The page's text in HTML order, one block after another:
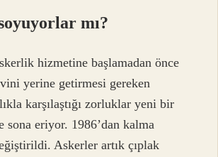
mı?
hizmetine başlamadan önce
yerine getirmesi gereken
karşılaştığı zorluklar yeni bir
sona eriyor. 1986’dan kalma
Askerler artık çıplak